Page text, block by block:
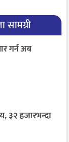
सामग्री
गर्न अब
३२ हजारभन्दा